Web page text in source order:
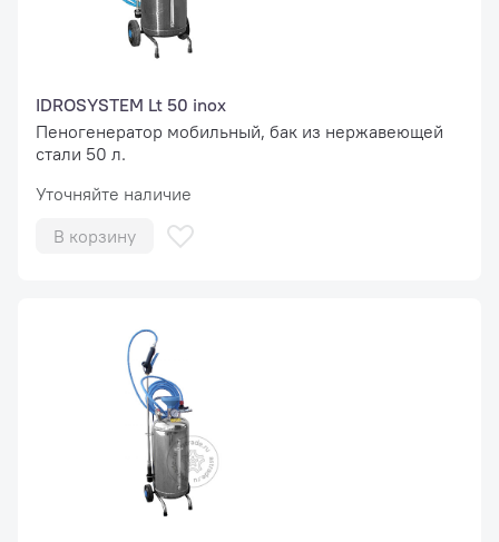
IDROSYSTEM Lt 50 inox
Пеногенератор мобильный, бак из нержавеющей
стали 50 л.
Уточняйте наличие
В корзину